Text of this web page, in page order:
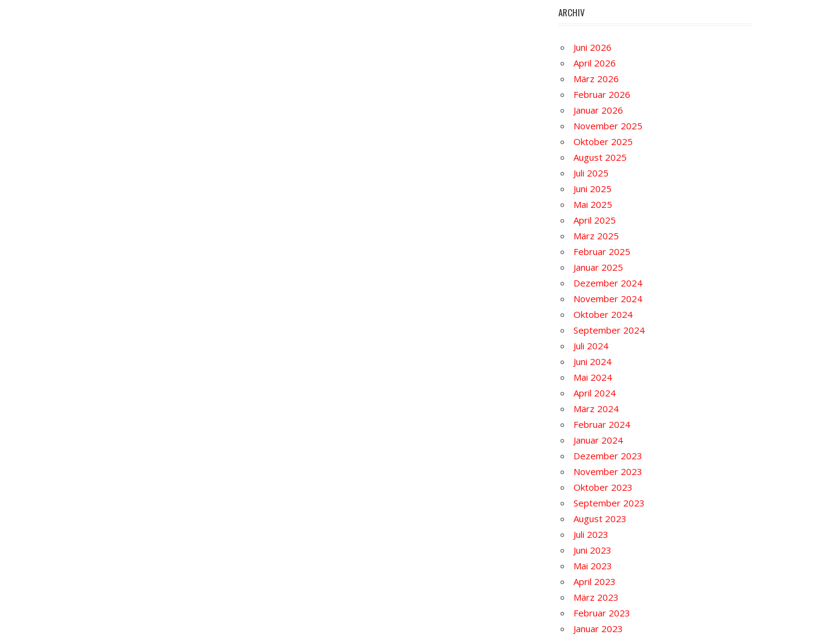
ARCHIV
Juni 2026
April 2026
März 2026
Februar 2026
Januar 2026
November 2025
Oktober 2025
August 2025
Juli 2025
Juni 2025
Mai 2025
April 2025
März 2025
Februar 2025
Januar 2025
Dezember 2024
November 2024
Oktober 2024
September 2024
Juli 2024
Juni 2024
Mai 2024
April 2024
März 2024
Februar 2024
Januar 2024
Dezember 2023
November 2023
Oktober 2023
September 2023
August 2023
Juli 2023
Juni 2023
Mai 2023
April 2023
März 2023
Februar 2023
Januar 2023